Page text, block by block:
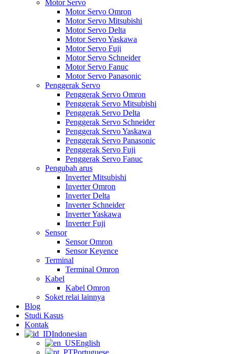
Motor Servo
Motor Servo Omron
Motor Servo Mitsubishi
Motor Servo Delta
Motor Servo Yaskawa
Motor Servo Fuji
Motor Servo Schneider
Motor Servo Fanuc
Motor Servo Panasonic
Penggerak Servo
Penggerak Servo Omron
Penggerak Servo Mitsubishi
Penggerak Servo Delta
Penggerak Servo Schneider
Penggerak Servo Yaskawa
Penggerak Servo Panasonic
Penggerak Servo Fuji
Penggerak Servo Fanuc
Pengubah arus
Inverter Mitsubishi
Inverter Omron
Inverter Delta
Inverter Schneider
Inverter Yaskawa
Inverter Fuji
Sensor
Sensor Omron
Sensor Keyence
Terminal
Terminal Omron
Kabel
Kabel Omron
Soket relai lainnya
Blog
Studi Kasus
Kontak
Indonesian
English
Portuguese